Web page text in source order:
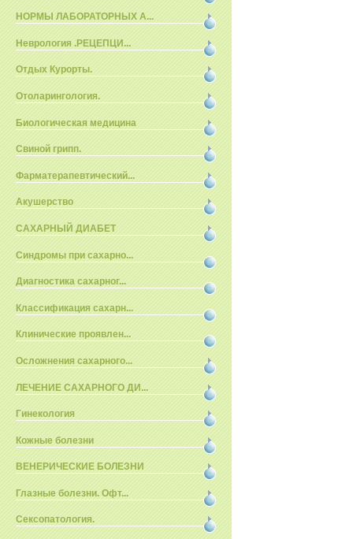
НОРМЫ ЛАБОРАТОРНЫХ А...
Неврология .РЕЦЕПЦИ...
Отдых Курорты.
Отоларингология.
Биологическая медицина
Свиной грипп.
Фарматерапевтический...
Акушерство
САХАРНЫЙ ДИАБЕТ
Синдромы при сахарно...
Диагностика сахарног...
Классификация сахарн...
Клинические проявлен...
Осложнения сахарного...
ЛЕЧЕНИЕ САХАРНОГО ДИ...
Гинекология
Кожные болезни
ВЕНЕРИЧЕСКИЕ БОЛЕЗНИ
Глазные болезни. Офт...
Сексопатология.